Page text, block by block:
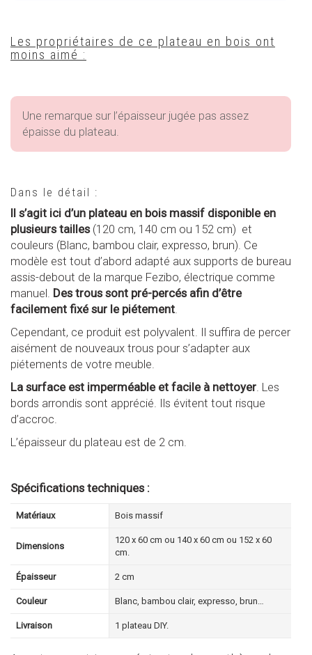
Les propriétaires de ce plateau en bois ont
moins aimé :
Une remarque sur l’épaisseur jugée pas assez
épaisse du plateau.
Dans le détail :
Il s’agit ici d’un plateau en bois massif disponible en
plusieurs tailles (120 cm, 140 cm ou 152 cm) et
couleurs (Blanc, bambou clair, expresso, brun). Ce
modèle est tout d’abord adapté aux supports de bureau
assis-debout de la marque Fezibo, électrique comme
manuel. Des trous sont pré-percés afin d’être
facilement fixé sur le piétement
Cependant, ce produit est polyvalent. Il suffira de percer
aisément de nouveaux trous pour s’adapter aux
piétements de votre meuble.
La surface est imperméable et facile à nettoyer . Les
bords arrondis sont apprécié. Ils évitent tout risque
d’accroc.
L’épaisseur du plateau est de 2 cm.
Spécifications techniques :
Matériaux Bois massif
Dimensions
120 x 60 cm ou 140 x 60 cm ou 152 x 60
cm.
Épaisseur 2 cm
Couleur Blanc, bambou clair, expresso, brun…
Livraison 1 plateau DIY.